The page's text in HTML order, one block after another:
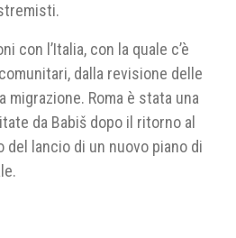
con l’Italia, con la quale c’è
dalla revisione delle
migrazione. Roma è stata una
da Babiš dopo il ritorno al
del lancio di un nuovo piano di